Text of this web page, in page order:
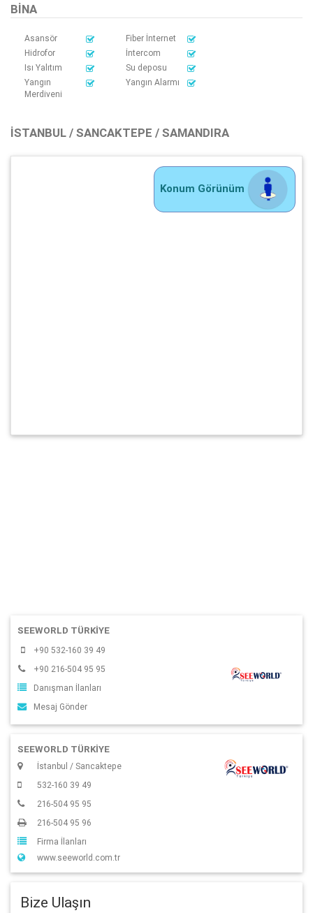
BINA
Asansör
Fiber İnternet
Hidrofor
İntercom
Isı Yalıtım
Su deposu
Yangın
Merdiveni
Yangın Alarmı
İSTANBUL / SANCAKTEPE / SAMANDIRA
Konum Görünüm
SEEWORLD TÜRKİYE
+90 532-160 39 49
+90 216-504 95 95
Danışman İlanları
Mesaj Gönder
SEEWORLD TÜRKİYE
İstanbul / Sancaktepe
532-160 39 49
216-504 95 95
216-504 95 96
Firma İlanları
www.seeworld.com.tr
Bize Ulaşın